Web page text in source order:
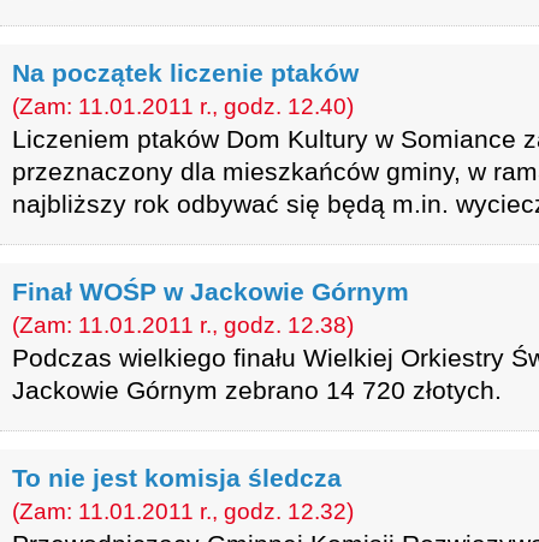
Na początek liczenie ptaków
(Zam: 11.01.2011 r., godz. 12.40)
Liczeniem ptaków Dom Kultury w Somiance
przeznaczony dla mieszkańców gminy, w
najbliższy rok odbywać się będą m.in.
Finał WOŚP w Jackowie Górnym
(Zam: 11.01.2011 r., godz. 12.38)
Podczas wielkiego finału Wielkiej Orkiestry
Jackowie Górnym zebrano 14 720 złotych.
To nie jest komisja śledcza
(Zam: 11.01.2011 r., godz. 12.32)